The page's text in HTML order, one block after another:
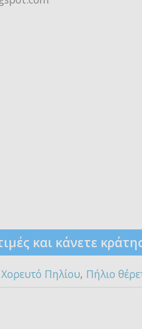
και κάνετε
Πηλίου, Πήλιο